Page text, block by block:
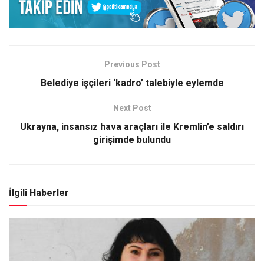
Previous Post
Belediye işçileri ‘kadro’ talebiyle eylemde
Next Post
Ukrayna, insansız hava araçları ile Kremlin’e saldırı
girişimde bulundu
İlgili Haberler